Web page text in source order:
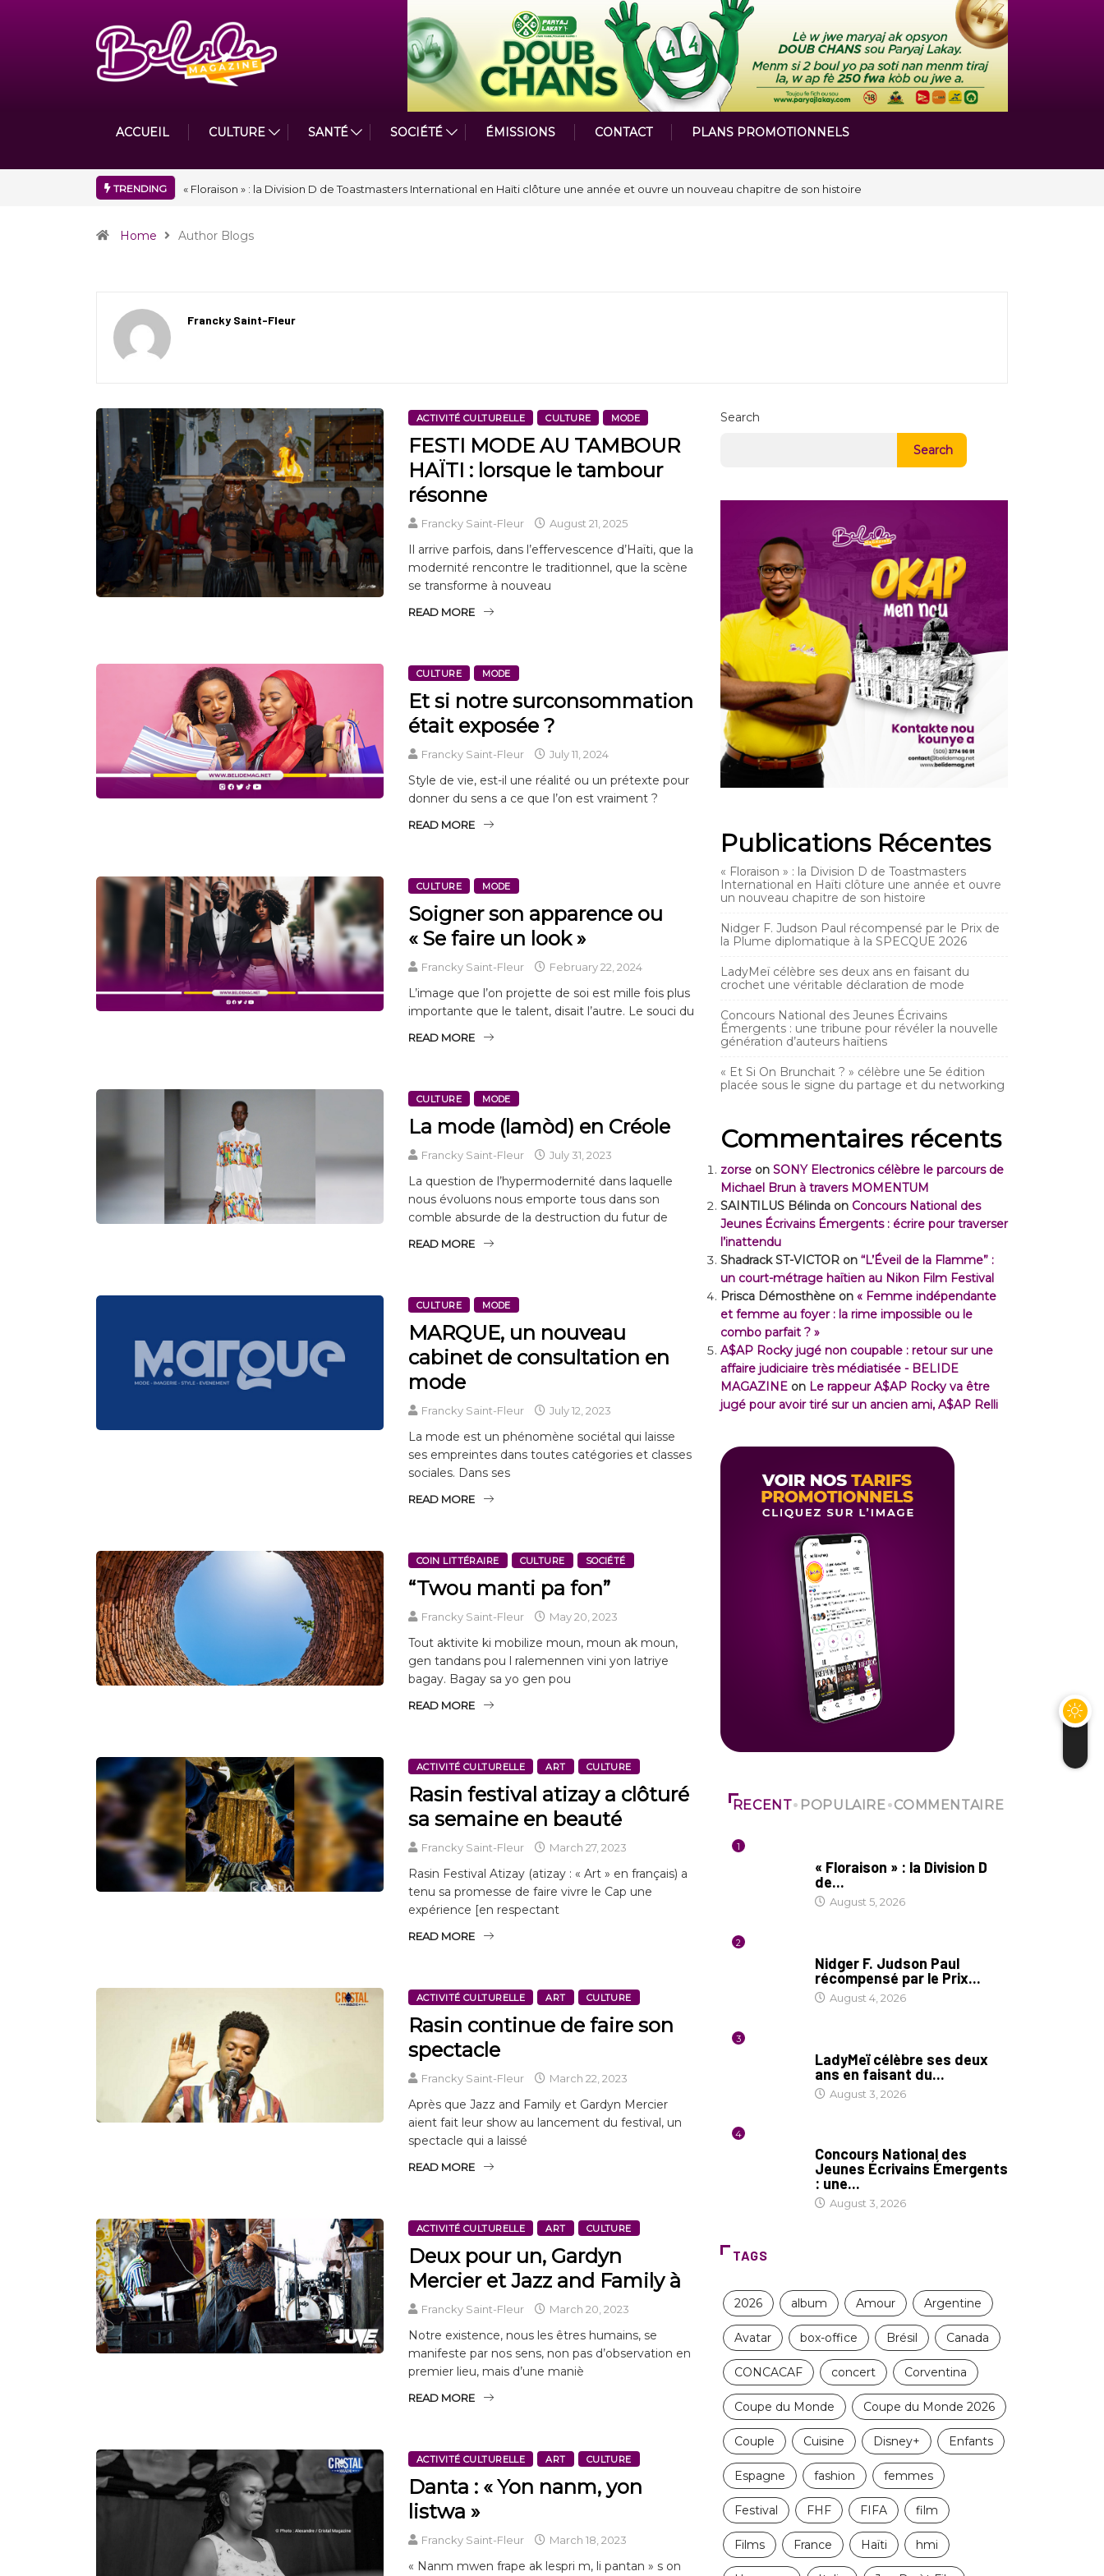
ACCUEIL CULTURE SANTÉ SOCIÉTÉ ÉMISSIONS CONTACT PLANS PROMOTIONNELS
TRENDING Nidger F. Judson Paul récompensé par le Prix de la Plume diplomatique à la SPECQUE 2026
Home Author Blogs
Francky Saint-Fleur
ACTIVITÉ CULTURELLE CULTURE MODE
FESTI MODE AU TAMBOUR
HAÏTI : lorsque le tambour
résonne
Francky Saint-Fleur August 21, 2025
Il arrive parfois, dans l’effervescence d’Haïti, que la
modernité rencontre le traditionnel, que la scène
se transforme à nouveau
READ MORE
CULTURE MODE
Et si notre surconsommation
était exposée ?
Francky Saint-Fleur July 11, 2024
Style de vie, est-il une réalité ou un prétexte pour
donner du sens a ce que l’on est vraiment ?
READ MORE
CULTURE MODE
Soigner son apparence ou
« Se faire un look »
Francky Saint-Fleur February 22, 2024
L’image que l’on projette de soi est mille fois plus
importante que le talent, disait l’autre. Le souci du
READ MORE
CULTURE MODE
La mode (lamòd) en Créole
Francky Saint-Fleur July 31, 2023
La question de l’hypermodernité dans laquelle
nous évoluons nous emporte tous dans son
comble absurde de la destruction du futur de
READ MORE
CULTURE MODE
MARQUE, un nouveau
cabinet de consultation en
mode
Francky Saint-Fleur July 12, 2023
La mode est un phénomène sociétal qui laisse
ses empreintes dans toutes catégories et classes
sociales. Dans ses
READ MORE
COIN LITTÉRAIRE CULTURE SOCIÉTÉ
“Twou manti pa fon”
Francky Saint-Fleur May 20, 2023
Tout aktivite ki mobilize moun, moun ak moun,
gen tandans pou l ralemennen vini yon latriye
bagay. Bagay sa yo gen pou
READ MORE
ACTIVITÉ CULTURELLE ART CULTURE
Rasin festival atizay a clôturé
sa semaine en beauté
Francky Saint-Fleur March 27, 2023
Rasin Festival Atizay (atizay : « Art » en français) a
tenu sa promesse de faire vivre le Cap une
expérience [en respectant
READ MORE
ACTIVITÉ CULTURELLE ART CULTURE
Rasin continue de faire son
spectacle
Francky Saint-Fleur March 22, 2023
Après que Jazz and Family et Gardyn Mercier
aient fait leur show au lancement du festival, un
spectacle qui a laissé
READ MORE
ACTIVITÉ CULTURELLE ART CULTURE
Deux pour un, Gardyn
Mercier et Jazz and Family à
Francky Saint-Fleur March 20, 2023
Notre existence, nous les êtres humains, se
manifeste par nos sens, non pas d’observation en
premier lieu, mais d’une maniè
READ MORE
ACTIVITÉ CULTURELLE ART CULTURE
Danta : « Yon nanm, yon
listwa »
Francky Saint-Fleur March 18, 2023
« Nanm mwen frape ak lespri m, li pantan » s on
Search
Search
Publications Récentes
« Floraison » : la Division D de Toastmasters
International en Haïti clôture une année et ouvre
un nouveau chapitre de son histoire
Nidger F. Judson Paul récompensé par le Prix de
la Plume diplomatique à la SPECQUE 2026
LadyMeï célèbre ses deux ans en faisant du
crochet une véritable déclaration de mode
Concours National des Jeunes Écrivains
Émergents : une tribune pour révéler la nouvelle
génération d’auteurs haïtiens
« Et Si On Brunchait ? » célèbre une 5e édition
placée sous le signe du partage et du networking
Commentaires récents
zorse on SONY Electronics célèbre le parcours de
Michael Brun à travers MOMENTUM
SAINTILUS Bélinda on Concours National des
Jeunes Écrivains Émergents : écrire pour traverser
l’inattendu
Shadrack ST-VICTOR on “L’Éveil de la Flamme” :
un court-métrage haïtien au Nikon Film Festival
Prisca Démosthène on « Femme indépendante
et femme au foyer : la rime impossible ou le
combo parfait ? »
A$AP Rocky jugé non coupable : retour sur une
affaire judiciaire très médiatisée - BELIDE
MAGAZINE on Le rappeur A$AP Rocky va être
jugé pour avoir tiré sur un ancien ami, A$AP Relli
RECENT POPULAIRE COMMENTAIRE
1
« Floraison » : la Division D
de...
August 5, 2026
2
Nidger F. Judson Paul
récompensé par le Prix...
August 4, 2026
3
LadyMeï célèbre ses deux
ans en faisant du...
August 3, 2026
4
Concours National des
Jeunes Écrivains Émergents
: une...
August 3, 2026
TAGS
2026 album Amour Argentine
Avatar box-office Brésil Canada
CONCACAF concert Corventina
Coupe du Monde Coupe du Monde 2026
Couple Cuisine Disney+ Enfants
Espagne fashion femmes
Festival FHF FIFA film
Films France Haïti hmi